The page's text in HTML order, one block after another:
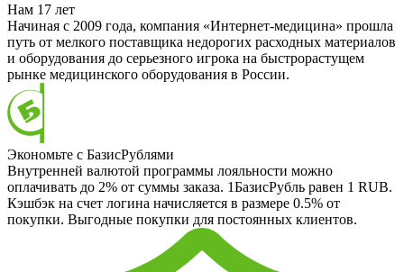
Нам 17 лет
Начиная с 2009 года, компания «Интернет-медицина» прошла
путь от мелкого поставщика недорогих расходных материалов
и оборудования до серьезного игрока на быстрорастущем
рынке медицинского оборудования в России.
Экономьте с БазисРублями
Внутренней валютой программы лояльности можно
оплачивать до 2% от суммы заказа. 1БазисРубль равен 1 RUB.
Кэшбэк на счет логина начисляется в размере 0.5% от
покупки. Выгодные покупки для постоянных клиентов.